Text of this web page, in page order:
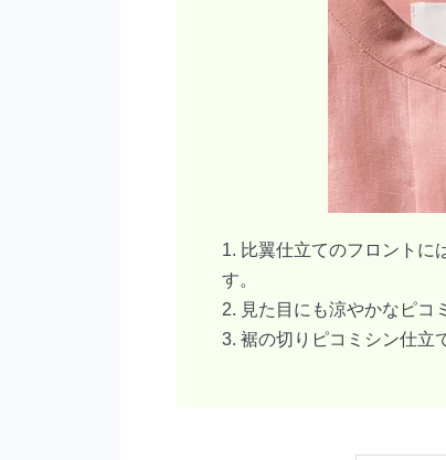
1. 比翼仕立てのフロントに
す。
2. 見た目にも涼やかなピコ
3. 裾の切りピコミシン仕立